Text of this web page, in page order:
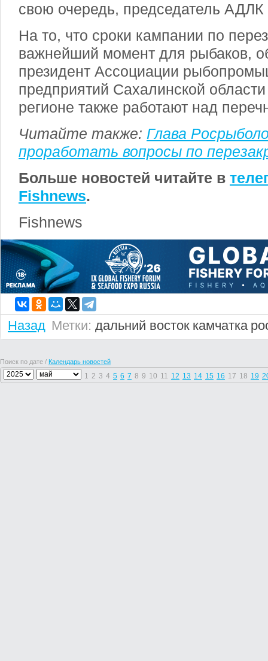
свою очередь, председатель АДЛК
На то, что сроки кампании по
важнейший момент для рыбаков,
президент Ассоциации
предприятий Сахалинской
регионе также работают над
Читайте также: Глава
проработать вопросы по
Больше новостей читайте в
Fishnews.
Fishnews
Назад Метки: дальний восток камчатка
Поиск по дате / Календарь новостей
1 2 3 4 5 6 7 8 9 10 11 12 13 14 15 16 17 18 19